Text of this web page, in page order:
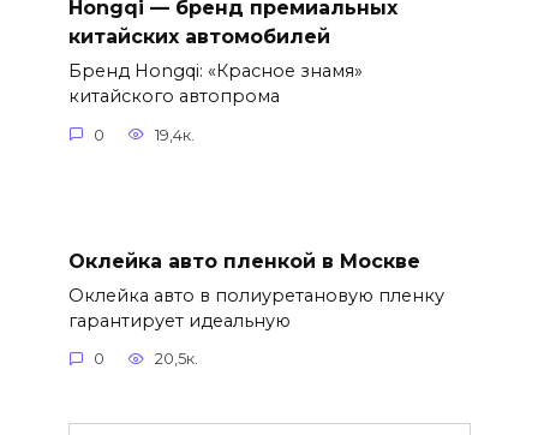
Hongqi — бренд премиальных
китайских автомобилей
Бренд Hongqi: «Красное знамя»
китайского автопрома
0 19,4к.
Оклейка авто пленкой в Москве
Оклейка авто в полиуретановую пленку
гарантирует идеальную
0 20,5к.